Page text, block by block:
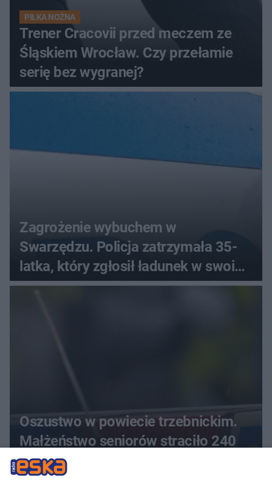
PIŁKA NOŻNA
Trener Cracovii przed meczem ze
Śląskiem Wrocław. Czy przełamie
serię bez wygranej?
Zagrożenie wybuchem w
Swarzędzu. Policja zatrzymała 35-
latka, który zgłosił ładunek w swoim
aucie
Oszustwo w powiecie trzebnickim.
Małżeństwo seniorów straciło 240
000 zł